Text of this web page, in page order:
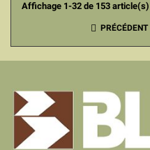
Affichage 1-32 de 153 article(s)
 PRÉCÉDENT